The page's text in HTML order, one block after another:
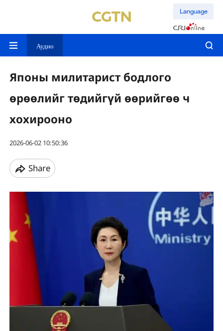
Language
Аудио
Японы милитарист бодлого
өрөөлийг төдийгүй өөрийгөө ч
хохирооно
2026-06-02 10:50:36
Share